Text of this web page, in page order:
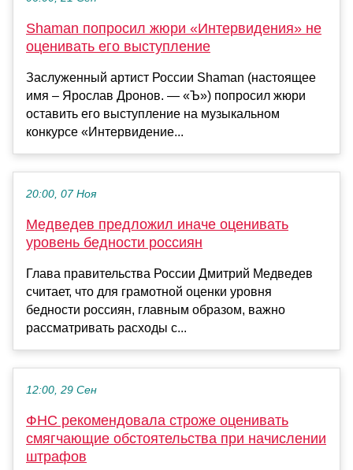
Shaman попросил жюри «Интервидения» не
оценивать его выступление
Заслуженный артист России Shaman (настоящее
имя – Ярослав Дронов. — «Ъ») попросил жюри
оставить его выступление на музыкальном
конкурсе «Интервидение...
20:00, 07 Ноя
Медведев предложил иначе оценивать
уровень бедности россиян
Глава правительства России Дмитрий Медведев
считает, что для грамотной оценки уровня
бедности россиян, главным образом, важно
рассматривать расходы с...
12:00, 29 Сен
ФНС рекомендовала строже оценивать
смягчающие обстоятельства при начислении
штрафов